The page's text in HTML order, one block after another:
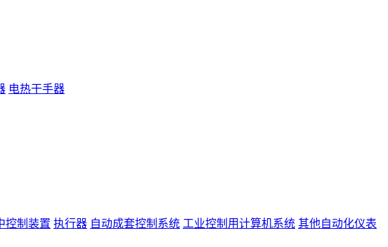
电热干手器
控制装置 执行器 自动成套控制系统 工业控制用计算机系统 其他自动化仪表